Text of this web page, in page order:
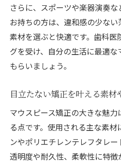
さらに、スポーツや楽器演奏
お持ちの方は、違和感の少な
素材を選ぶと快適です。歯科
グを受け、自分の生活に最適
もらいましょう。
目立たない矯正を叶える素材
マウスピース矯正の大きな魅
る点です。使用される主な素
ンやポリエチレンテレフタレ
透明度や耐久性、柔軟性に特